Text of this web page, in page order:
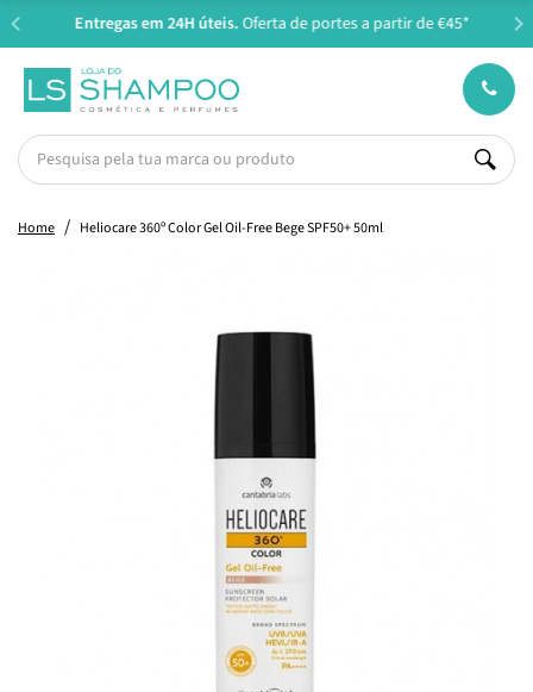
Entregas em 24H úteis.Oferta de portes a partir de €45*
Home Heliocare 360º Color Gel Oil-Free Bege SPF50+ 50ml